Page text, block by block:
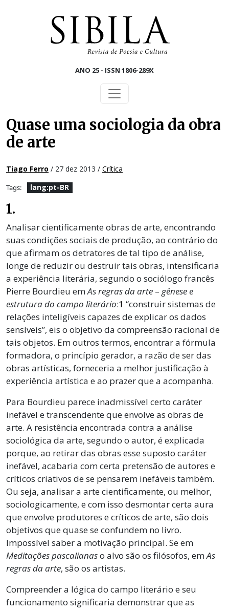
ANO 25 - ISSN 1806-289X
Quase uma sociologia da obra
de arte
Tiago Ferro / 27 dez 2013 / Crítica
Tags: lang:pt-BR
1.
Analisar cientificamente obras de arte, encontrando
suas condições sociais de produção, ao contrário do
que afirmam os detratores de tal tipo de análise,
longe de reduzir ou destruir tais obras, intensificaria
a experiência literária, segundo o sociólogo francês
Pierre Bourdieu emAs regras da arte – gênese e
estrutura do campo literário:1 “construir sistemas de
relações inteligíveis capazes de explicar os dados
sensíveis”, eis o objetivo da compreensão racional de
tais objetos. Em outros termos, encontrar a fórmula
formadora, o princípio gerador, a razão de ser das
obras artísticas, forneceria a melhor justificação à
experiência artística e ao prazer que a acompanha.
Para Bourdieu parece inadmissível certo caráter
inefável e transcendente que envolve as obras de
arte. A resistência encontrada contra a análise
sociológica da arte, segundo o autor, é explicada
porque, ao retirar das obras esse suposto caráter
inefável, acabaria com certa pretensão de autores e
críticos criativos de se pensarem inefáveis também.
Ou seja, analisar a arte cientificamente, ou melhor,
sociologicamente, e com isso desmontar certa aura
que envolve produtores e críticos de arte, são dois
objetivos que quase se confundem no livro.
Impossível saber a motivação principal. Se em
Meditações pascalianaso alvo são os filósofos, emAs
regras da arte, são os artistas.
Compreender a lógica do campo literário e seu
funcionamento significaria demonstrar que as